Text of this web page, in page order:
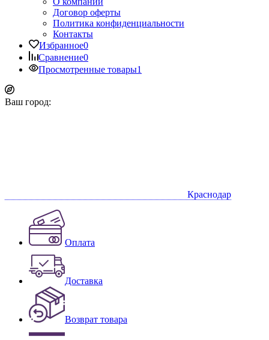
Договор оферты
Политика конфиденциальности
Контакты
Избранное0
Сравнение0
Просмотренные товары1
Ваш город:
Краснодар
Оплата
Доставка
Возврат товара